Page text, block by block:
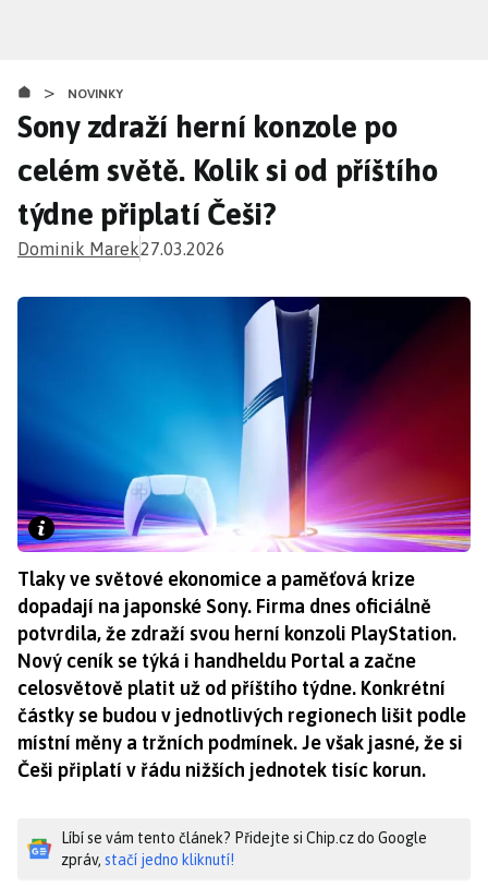
obsahu
> NOVINKY
Sony zdraží herní konzole po
celém světě. Kolik si od příštího
týdne připlatí Češi?
Dominik Marek27.03.2026
Tlaky ve světové ekonomice a paměťová krize
dopadají na japonské Sony. Firma dnes oficiálně
potvrdila, že zdraží svou herní konzoli PlayStation.
Nový ceník se týká i handheldu Portal a začne
celosvětově platit už od příštího týdne. Konkrétní
částky se budou v jednotlivých regionech lišit podle
místní měny a tržních podmínek. Je však jasné, že si
Češi připlatí v řádu nižších jednotek tisíc korun.
Líbí se vám tento článek? Přidejte si Chip.cz do Google
zpráv, stačí jedno kliknutí!